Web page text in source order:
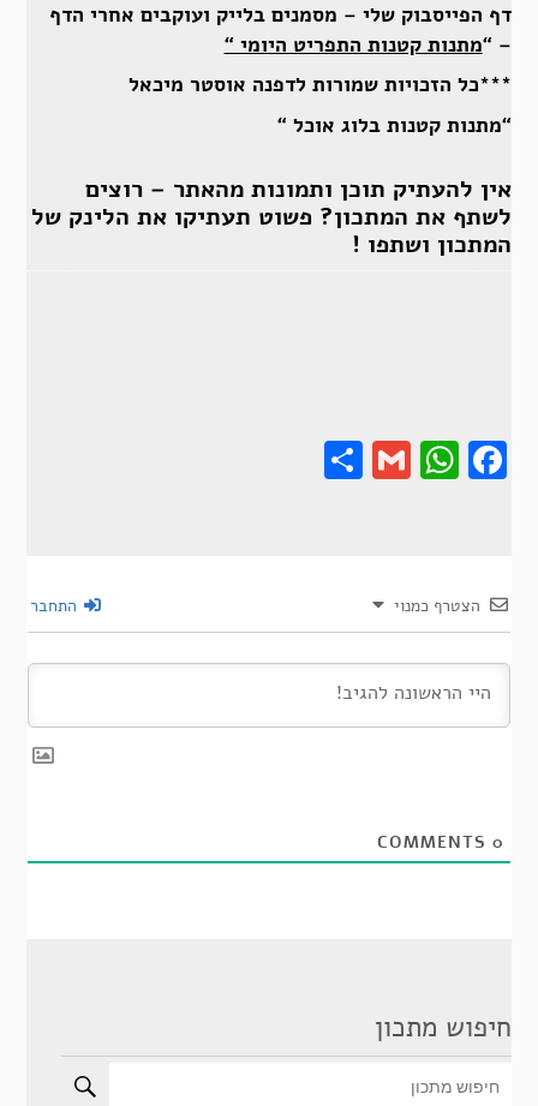
דף הפייסבוק שלי – מסמנים בלייק ועוקבים אחרי הדף
– “מתנות קטנות התפריט היומי “
***כל הזכויות שמורות לדפנה אוסטר מיכאל
“מתנות קטנות בלוג אוכל “
אין להעתיק תוכן ותמונות מהאתר – רוצים
לשתף את המתכון? פשוט תעתיקו את הלינק של
המתכון ושתפו !
Gmail
Share
הצטרף כמנוי התחבר
0
חיפוש מתכון